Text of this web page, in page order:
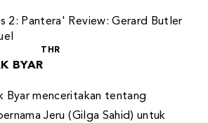
THR
BYAR
Byar menceritakan tentang
Jeru (Gilga Sahid) untuk